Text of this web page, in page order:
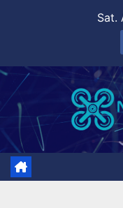
Sat.